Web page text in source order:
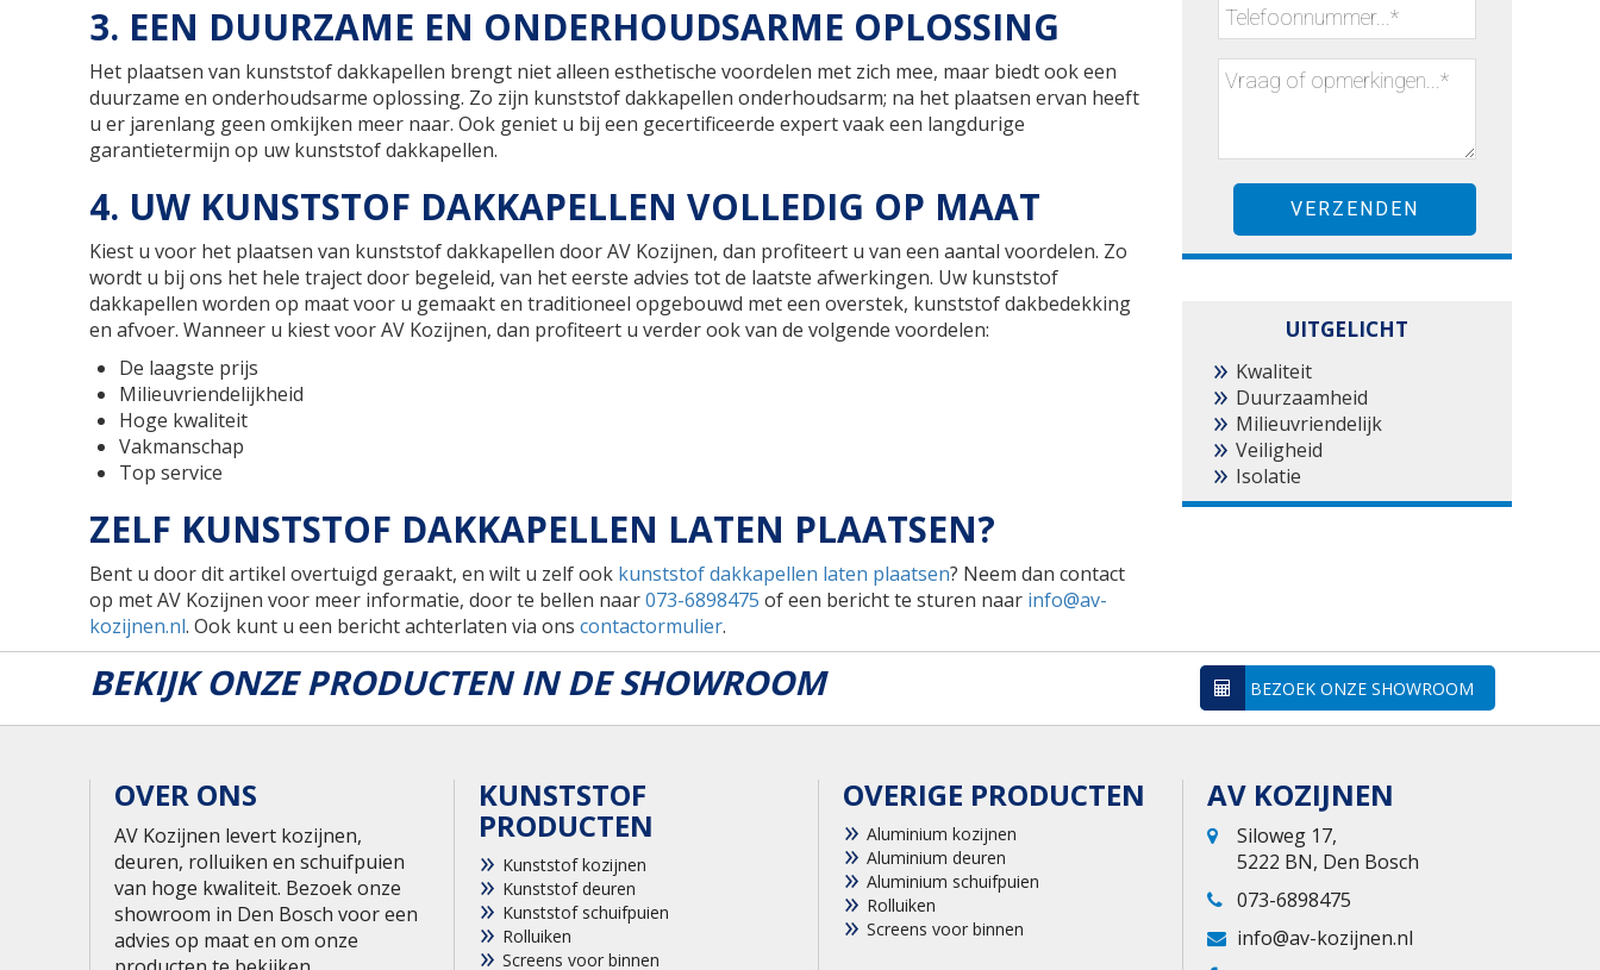
3. EEN DUURZAME EN ONDERHOUDSARME OPLOSSING
Het plaatsen van kunststof dakkapellen brengt niet alleen esthetische voordelen met zich mee, maar biedt ook een
duurzame en onderhoudsarme oplossing. Zo zijn kunststof dakkapellen onderhoudsarm; na het plaatsen ervan heeft
u er jarenlang geen omkijken meer naar. Ook geniet u bij een gecertificeerde expert vaak een langdurige
garantietermijn op uw kunststof dakkapellen.
4. UW KUNSTSTOF DAKKAPELLEN VOLLEDIG OP MAAT
Kiest u voor het plaatsen van kunststof dakkapellen door AV Kozijnen, dan profiteert u van een aantal voordelen. Zo
wordt u bij ons het hele traject door begeleid, van het eerste advies tot de laatste afwerkingen. Uw kunststof
dakkapellen worden op maat voor u gemaakt en traditioneel opgebouwd met een overstek, kunststof dakbedekking
en afvoer. Wanneer u kiest voor AV Kozijnen, dan profiteert u verder ook van de volgende voordelen:
De laagste prijs
Milieuvriendelijkheid
Hoge kwaliteit
Vakmanschap
Top service
ZELF KUNSTSTOF DAKKAPELLEN LATEN PLAATSEN?
Bent u door dit artikel overtuigd geraakt, en wilt u zelf ook kunststof dakkapellen laten plaatsen? Neem dan contact
op met AV Kozijnen voor meer informatie, door te bellen naar073-6898475 of een bericht te sturen naar info@av-
kozijnen.nl. Ook kunt u een bericht achterlaten via ons contactormulier.
UITGELICHT
Kwaliteit
Duurzaamheid
Milieuvriendelijk
Veiligheid
Isolatie
BEKIJK ONZE PRODUCTEN IN DE SHOWROOM BEZOEK ONZE SHOWROOM
OVER ONS
AV Kozijnen levert kozijnen,
deuren, rolluiken en schuifpuien
van hoge kwaliteit. Bezoek onze
showroom in Den Bosch voor een
advies op maat en om onze
KUNSTSTOF
PRODUCTEN
Kunststof kozijnen
Kunststof deuren
Kunststof schuifpuien
Rolluiken
Screens voor binnen
OVERIGE PRODUCTEN
Aluminium kozijnen
Aluminium deuren
Aluminium schuifpuien
Rolluiken
Screens voor binnen
AV KOZIJNEN
Siloweg 17,
5222 BN, Den Bosch
073-6898475
info@av-kozijnen.nl